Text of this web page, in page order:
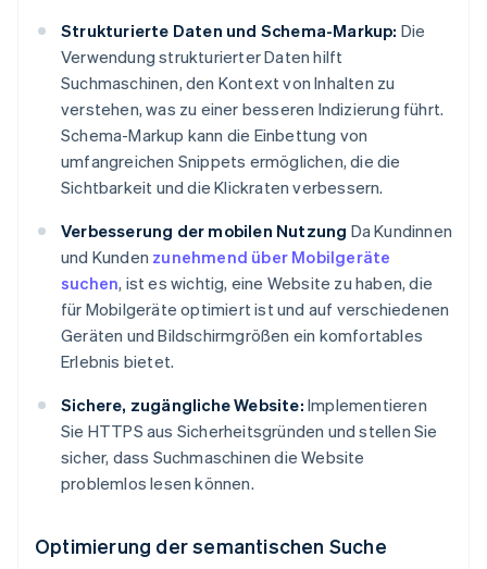
Strukturierte Daten und Schema-Markup: Die
Verwendung strukturierter Daten hilft
Suchmaschinen, den Kontext von Inhalten zu
verstehen, was zu einer besseren Indizierung führt.
Schema-Markup kann die Einbettung von
umfangreichen Snippets ermöglichen, die die
Sichtbarkeit und die Klickraten verbessern.
Verbesserung der mobilen Nutzung Da Kundinnen
und Kunden zunehmend über Mobilgeräte
suchen, ist es wichtig, eine Website zu haben, die
für Mobilgeräte optimiert ist und auf verschiedenen
Geräten und Bildschirmgrößen ein komfortables
Erlebnis bietet.
Sichere, zugängliche Website: Implementieren
Sie HTTPS aus Sicherheitsgründen und stellen Sie
sicher, dass Suchmaschinen die Website
problemlos lesen können.
Optimierung der semantischen Suche